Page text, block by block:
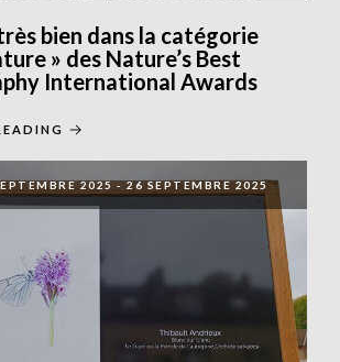
bien dans la catégorie
» des Nature’s Best
International Awards
2025-26 SEPTEMBRE 2025